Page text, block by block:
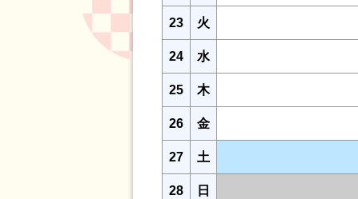
23 火
24 水
25 木
26 金
27 土
28 日